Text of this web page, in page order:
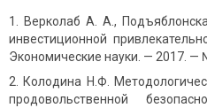
Верколаб А. А.,
инвестиционной
Экономические науки. — 2017. —
Колодина Н.Ф.
продовольственной